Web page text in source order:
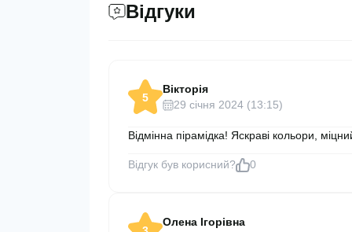
Відгуки
5
Вікторія
29 cічня 2024 (13:15)
Відмінна пірамідка! Яскраві кольори,
Відгук був корисний? 0
Олена Ігорівна